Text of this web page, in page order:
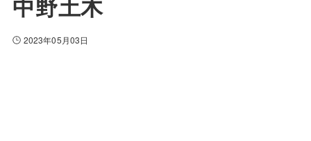
2023年05月03日